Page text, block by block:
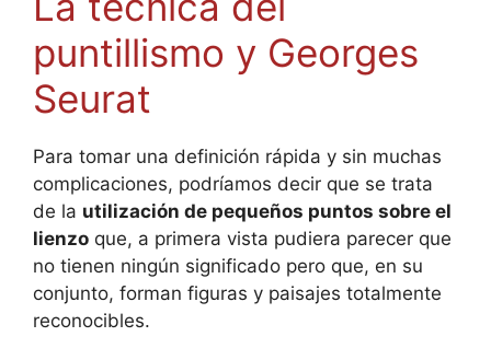
puntillismo y Georges
Seurat
Para tomar una definición rápida y sin muchas
complicaciones, podríamos decir que se trata
de la utilización de pequeños puntos sobre el
lienzo que, a primera vista pudiera parecer que
no tienen ningún significado pero que, en su
conjunto, forman figuras y paisajes totalmente
reconocibles.